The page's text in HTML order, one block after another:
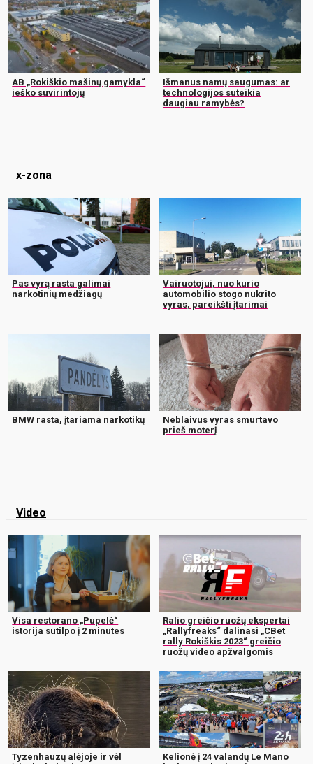
AB „Rokiškio mašinų gamykla“
ieško suvirintojų
Išmanus namų saugumas: ar
technologijos suteikia
daugiau ramybės?
x-zona
Pas vyrą rasta galimai
narkotinių medžiagų
Vairuotojui, nuo kurio
automobilio stogo nukrito
vyras, pareikšti įtarimai
BMW rasta, įtariama narkotikų
Neblaivus vyras smurtavo
prieš moterį
Video
Visa restorano „Pupelė“
istorija sutilpo į 2 minutes
Ralio greičio ruožų ekspertai
„Rallyfreaks“ dalinasi „CBet
rally Rokiškis 2023“ greičio
ruožų video apžvalgomis
Tyzenhauzų alėjoje ir vėl
Kelionė į 24 valandų Le Mano